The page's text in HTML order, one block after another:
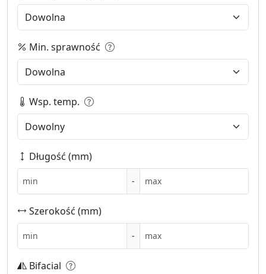
Min. sprawność
Wsp. temp.
Długość (mm)
-
Szerokość (mm)
-
Bifacial